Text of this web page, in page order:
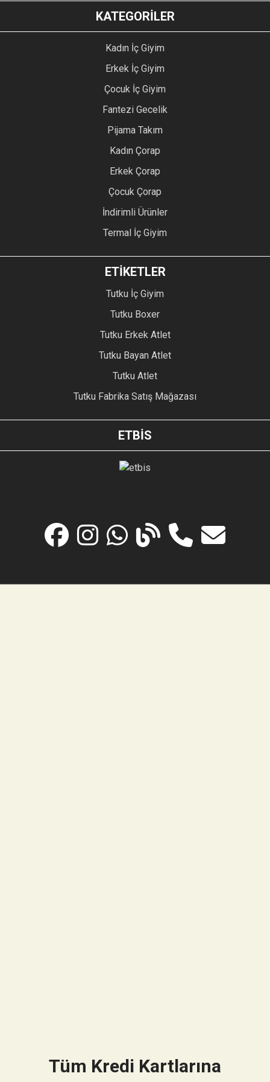
KATEGORİLER
Kadın İç Giyim
Erkek İç Giyim
Çocuk İç Giyim
Fantezi Gecelik
Pijama Takım
Kadın Çorap
Erkek Çorap
Çocuk Çorap
İndirimli Ürünler
Termal İç Giyim
ETİKETLER
Tutku İç Giyim
Tutku Boxer
Tutku Erkek Atlet
Tutku Bayan Atlet
Tutku Atlet
Tutku Fabrika Satış Mağazası
ETBİS
Tüm Kredi Kartlarına